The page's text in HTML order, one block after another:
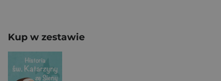
Kup w zestawie